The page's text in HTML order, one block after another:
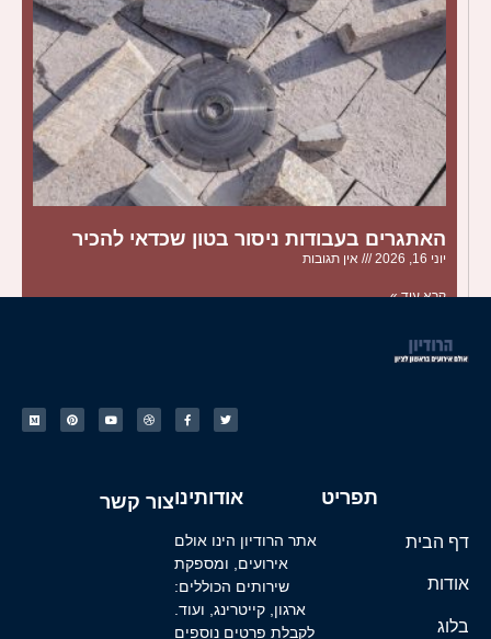
האתגרים בעבודות ניסור בטון שכדאי להכיר
יוני 16, 2026 אין תגובות
קרא עוד »
תפריט
דף הבית
אודות
בלוג
אודותינו
אתר הרודיון הינו אולם
אירועים, ומספקת
שירותים הכוללים:
ארגון, קייטרינג, ועוד.
לקבלת פרטים נוספים
צור קשר